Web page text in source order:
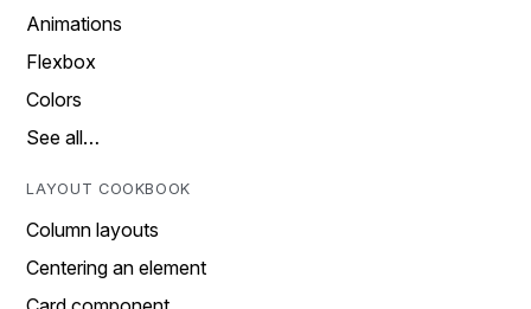
Animations
Flexbox
Colors
See all…
LAYOUT COOKBOOK
Column layouts
Centering an element